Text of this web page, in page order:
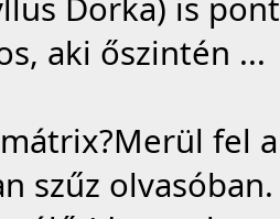
aki őszintén ...
fel
szűz